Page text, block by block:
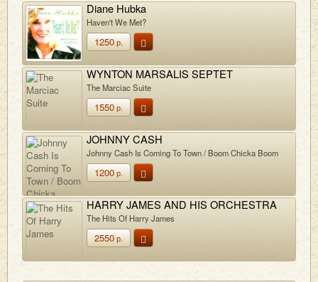
Diane Hubka
Haven't We Met?
1250р.
WYNTON MARSALIS SEPTET
The Marciac Suite
1550р.
JOHNNY CASH
Johnny Cash Is Coming To Town / Boom Chicka Boom
1200р.
HARRY JAMES AND HIS ORCHESTRA
The Hits Of Harry James
2550р.